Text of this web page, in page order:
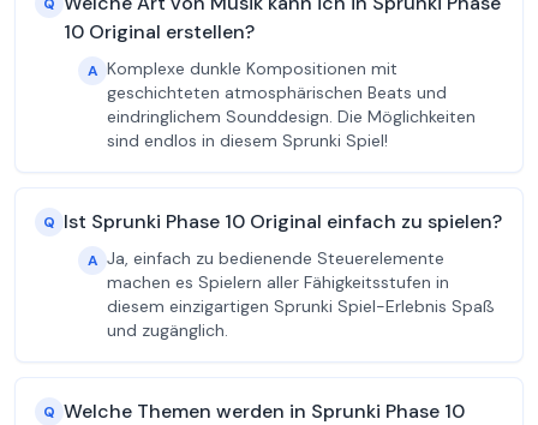
10 Original erstellen?
A Komplexe dunkle Kompositionen mit
geschichteten atmosphärischen Beats und
eindringlichem Sounddesign. Die Möglichkeiten
sind endlos in diesem Sprunki Spiel!
Q Ist Sprunki Phase 10 Original einfach zu spielen?
A Ja, einfach zu bedienende Steuerelemente
machen es Spielern aller Fähigkeitsstufen in
diesem einzigartigen Sprunki Spiel-Erlebnis Spaß
und zugänglich.
Q Welche Themen werden in Sprunki Phase 10